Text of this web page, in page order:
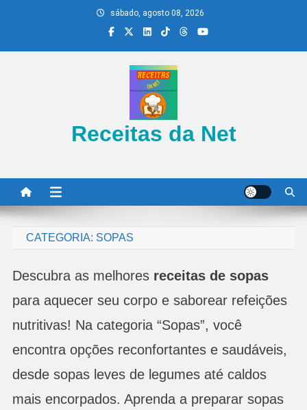
sábado, agosto 08, 2026
Receitas da Net
CATEGORIA: SOPAS
Descubra as melhores receitas de sopas
para aquecer seu corpo e saborear refeições
nutritivas! Na categoria “Sopas”, você
encontra opções reconfortantes e saudáveis,
desde sopas leves de legumes até caldos
mais encorpados. Aprenda a preparar sopas